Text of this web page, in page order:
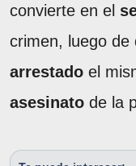
convierte en el
crimen, luego de
arrestado el
asesinato de la